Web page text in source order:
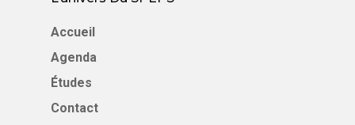
Accueil
Agenda
Études
Contact